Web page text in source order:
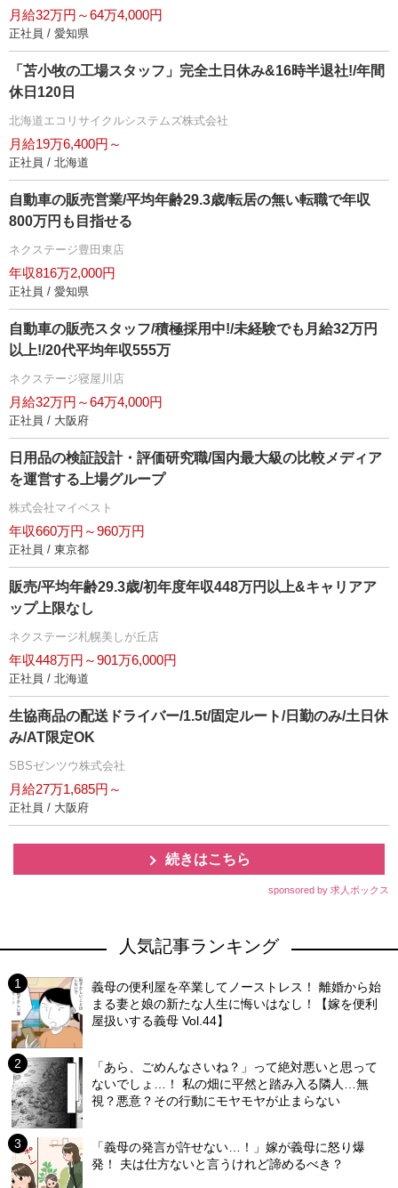
月給32万円～64万4,000円
正社員 / 愛知県
「苫小牧の工場スタッフ」完全土日休み&16時半退社!/年間
休日120日
北海道エコリサイクルシステムズ株式会社
月給19万6,400円～
正社員 / 北海道
自動車の販売営業/平均年齢29.3歳/転居の無い転職で年収
800万円も目指せる
ネクステージ豊田東店
年収816万2,000円
正社員 / 愛知県
自動車の販売スタッフ/積極採用中!/未経験でも月給32万円
以上!/20代平均年収555万
ネクステージ寝屋川店
月給32万円～64万4,000円
正社員 / 大阪府
日用品の検証設計・評価研究職/国内最大級の比較メディア
を運営する上場グループ
株式会社マイベスト
年収660万円～960万円
正社員 / 東京都
販売/平均年齢29.3歳/初年度年収448万円以上&キャリアア
ップ上限なし
ネクステージ札幌美しが丘店
年収448万円～901万6,000円
正社員 / 北海道
生協商品の配送ドライバー/1.5t/固定ルート/日勤のみ/土日休
み/AT限定OK
SBSゼンツウ株式会社
月給27万1,685円～
正社員 / 大阪府
続きはこちら
sponsored by 求人ボックス
人気記事ランキング
義母の便利屋を卒業してノーストレス！ 離婚から始
まる妻と娘の新たな人生に悔いはなし！【嫁を便利
屋扱いする義母 Vol.44】
「あら、ごめんなさいね？」って絶対悪いと思って
ないでしょ…！ 私の畑に平然と踏み入る隣人…無
視？悪意？その行動にモヤモヤが止まらない
「義母の発言が許せない…！」嫁が義母に怒り爆
発！ 夫は仕方ないと言うけれど諦めるべき？